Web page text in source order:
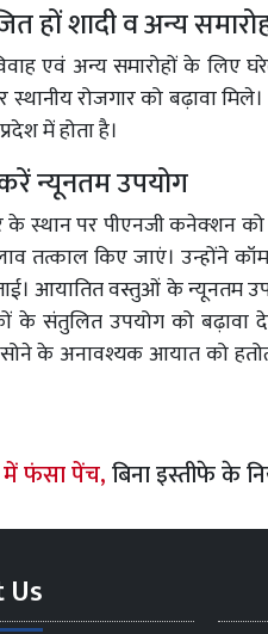
हों शादी व अन्य
एवं अन्य समारोहों के लिए
रोजगार को बढ़ावा
में होता है।
न्यूनतम उपयोग
के स्थान पर पीएनजी कनेक्शन
तत्काल किए जाएं। उन्होंने
आयातित वस्तुओं के न्यूनतम
के संतुलित उपयोग को बढ़ावा
के अनावश्यक आयात को
में फंसा पेंच,बिना इस्तीफे के